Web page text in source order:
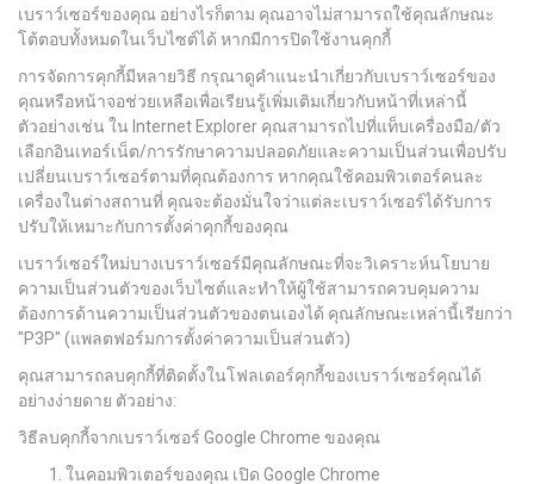
เบราว์เซอร์ของคุณ อย่างไรก็ตาม คุณอาจไม่สามารถใช้คุณลักษณะ
โต้ตอบทั้งหมดในเว็บไซต์ได้ หากมีการปิดใช้งานคุกกี้
การจัดการคุกกี้มีหลายวิธี กรุณาดูคำแนะนำเกี่ยวกับเบราว์เซอร์ของ
คุณหรือหน้าจอช่วยเหลือเพื่อเรียนรู้เพิ่มเติมเกี่ยวกับหน้าที่เหล่านี้
ตัวอย่างเช่น ใน Internet Explorer คุณสามารถไปที่แท็บเครื่องมือ/ตัว
เลือกอินเทอร์เน็ต/การรักษาความปลอดภัยและความเป็นส่วนเพื่อปรับ
เปลี่ยนเบราว์เซอร์ตามที่คุณต้องการ หากคุณใช้คอมพิวเตอร์คนละ
เครื่องในต่างสถานที่ คุณจะต้องมั่นใจว่าแต่ละเบราว์เซอร์ได้รับการ
ปรับให้เหมาะกับการตั้งค่าคุกกี้ของคุณ
เบราว์เซอร์ใหม่บางเบราว์เซอร์มีคุณลักษณะที่จะวิเคราะห์นโยบาย
ความเป็นส่วนตัวของเว็บไซต์และทำให้ผู้ใช้สามารถควบคุมความ
ต้องการด้านความเป็นส่วนตัวของตนเองได้ คุณลักษณะเหล่านี้เรียกว่า
"P3P" (แพลตฟอร์มการตั้งค่าความเป็นส่วนตัว)
คุณสามารถลบคุกกี้ที่ติดตั้งในโฟลเดอร์คุกกี้ของเบราว์เซอร์คุณได้
อย่างง่ายดาย ตัวอย่าง:
วิธีลบคุกกี้จากเบราว์เซอร์ Google Chrome ของคุณ
ในคอมพิวเตอร์ของคุณ เปิด Google Chrome